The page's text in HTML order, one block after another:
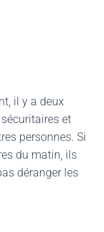
il y a deux
et
personnes. Si
du matin, ils
déranger les